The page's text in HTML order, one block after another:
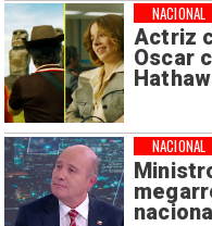
Actriz
Oscar
NACIONAL
NACIONAL